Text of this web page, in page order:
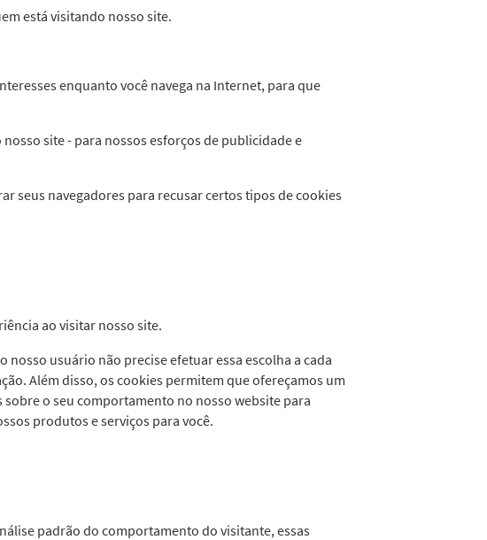
está visitando nosso site.
enquanto você navega na Internet, para que
site - para nossos esforços de publicidade e
seus navegadores para recusar certos tipos de cookies
ao visitar nosso site.
usuário não precise efetuar essa escolha a cada
Além disso, os cookies permitem que ofereçamos um
o seu comportamento no nosso website para
produtos e serviços para você.
padrão do comportamento do visitante, essas